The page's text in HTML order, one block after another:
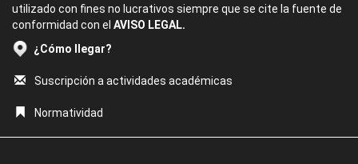
utilizado con fines no lucrativos siempre que se cite la fuente de
conformidad con el AVISO LEGAL.
¿Cómo llegar?
Suscripción a actividades académicas
Normatividad